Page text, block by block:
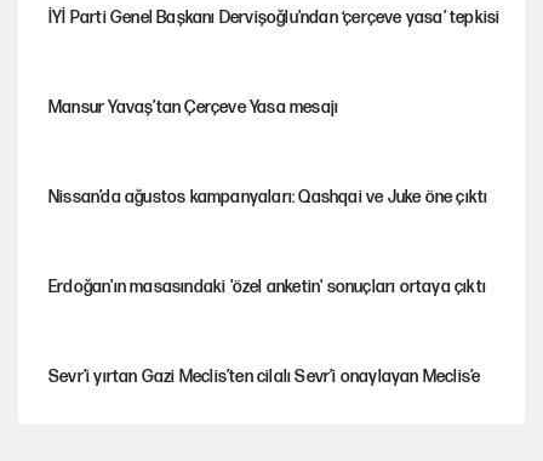
İYİ Parti Genel Başkanı Dervişoğlu'ndan ‘çerçeve yasa’ tepkisi
Mansur Yavaş’tan Çerçeve Yasa mesajı
Nissan’da ağustos kampanyaları: Qashqai ve Juke öne çıktı
Erdoğan'ın masasındaki 'özel anketin' sonuçları ortaya çıktı
Sevr’i yırtan Gazi Meclis’ten cilalı Sevr’i onaylayan Meclis’e